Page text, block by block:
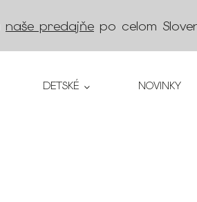
naše predajňe po celom
DETSKÉ NOVINKY